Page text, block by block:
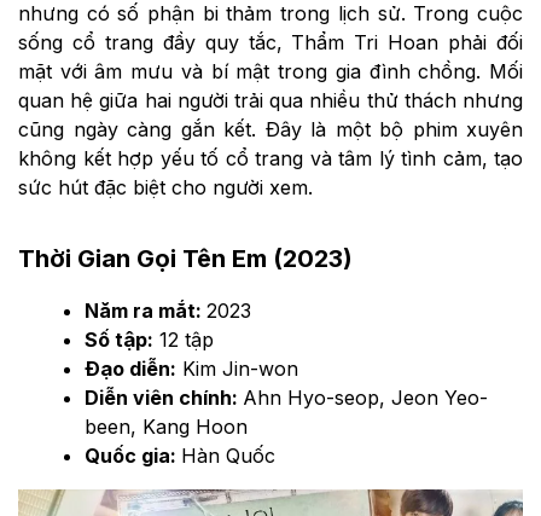
nhưng có số phận bi thảm trong lịch sử. Trong cuộc
sống cổ trang đầy quy tắc, Thẩm Tri Hoan phải đối
mặt với âm mưu và bí mật trong gia đình chồng. Mối
quan hệ giữa hai người trải qua nhiều thử thách nhưng
cũng ngày càng gắn kết. Đây là một bộ phim xuyên
không kết hợp yếu tố cổ trang và tâm lý tình cảm, tạo
sức hút đặc biệt cho người xem.
Thời Gian Gọi Tên Em (2023)
Năm ra mắt: 2023
Số tập: 12 tập
Đạo diễn: Kim Jin-won
Diễn viên chính: Ahn Hyo-seop, Jeon Yeo-
been, Kang Hoon
Quốc gia: Hàn Quốc